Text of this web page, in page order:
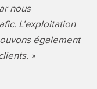
nous
L’exploitation
également
»